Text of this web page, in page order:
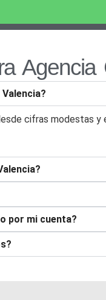
cifras modestas
por mi cuenta?